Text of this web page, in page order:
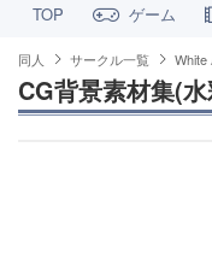
TOP ゲーム
同人 サークル一覧 White
CG背景素材集(